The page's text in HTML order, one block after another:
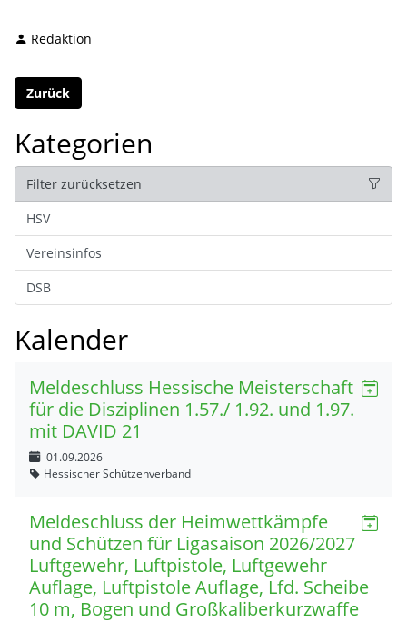
Redaktion
Zurück
Kategorien
Filter zurücksetzen
HSV
Vereinsinfos
DSB
Kalender
Meldeschluss Hessische Meisterschaft
für die Disziplinen 1.57./ 1.92. und 1.97.
mit DAVID 21
01.09.2026
Hessischer Schützenverband
Meldeschluss der Heimwettkämpfe
und Schützen für Ligasaison 2026/2027
Luftgewehr, Luftpistole, Luftgewehr
Auflage, Luftpistole Auflage, Lfd. Scheibe
10 m, Bogen und Großkaliberkurzwaffe